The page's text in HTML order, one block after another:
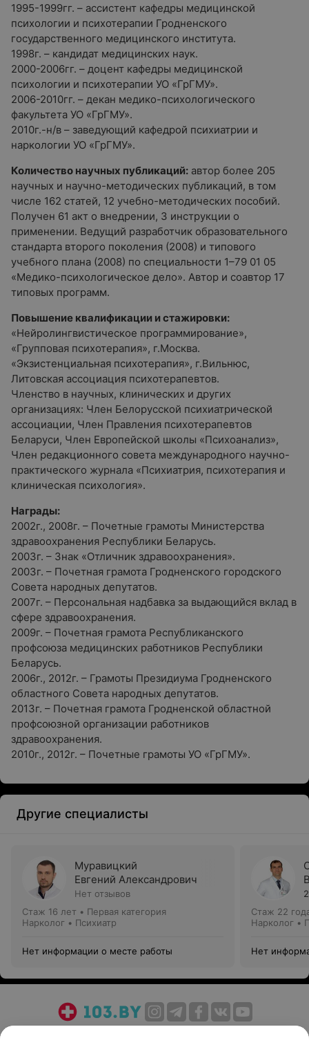
1995-1999гг. – ассистент кафедры медицинской
психологии и психотерапии Гродненского
государственного медицинского института.
1998г. – кандидат медицинских наук.
2000-2006гг. – доцент кафедры медицинской
психологии и психотерапии УО «ГрГМУ».
2006-2010гг. – декан медико-психологического
факультета УО «ГрГМУ».
2010г.-н/в – заведующий кафедрой психиатрии и
наркологии УО «ГрГМУ».
Количество научных публикаций: автор более 205
научных и научно-методических публикаций, в том
числе 162 статей, 12 учебно-методических пособий.
Получен 61 акт о внедрении, 3 инструкции о
применении. Ведущий разработчик образовательного
стандарта второго поколения (2008) и типового
учебного плана (2008) по специальности 1–79 01 05
«Медико-психологическое дело». Автор и соавтор 17
типовых программ.
Повышение квалификации и стажировки:
«Нейролингвистическое программирование»,
«Групповая психотерапия», г.Москва.
«Экзистенциальная психотерапия», г.Вильнюс,
Литовская ассоциация психотерапевтов.
Членство в научных, клинических и других
организациях: Член Белорусской психиатрической
ассоциации, Член Правления психотерапевтов
Беларуси, Член Европейской школы «Психоанализ»,
Член редакционного совета международного научно-
практического журнала «Психиатрия, психотерапия и
клиническая психология».
Награды:
2002г., 2008г. – Почетные грамоты Министерства
здравоохранения Республики Беларусь.
2003г. – Знак «Отличник здравоохранения».
2003г. – Почетная грамота Гродненского городского
Совета народных депутатов.
2007г. – Персональная надбавка за выдающийся вклад в
сфере здравоохранения.
2009г. – Почетная грамота Республиканского
профсоюза медицинских работников Республики
Беларусь.
2006г., 2012г. – Грамоты Президиума Гродненского
областного Совета народных депутатов.
2013г. – Почетная грамота Гродненской областной
профсоюзной организации работников
здравоохранения.
2010г., 2012г. – Почетные грамоты УО «ГрГМУ».
Другие специалисты
Муравицкий
Евгений Александрович
Нет отзывов
Стаж 16 лет • Первая категория
Нарколог • Психиатр
Нет информации о месте работы
Стаж 22
Нарколог •
Нет